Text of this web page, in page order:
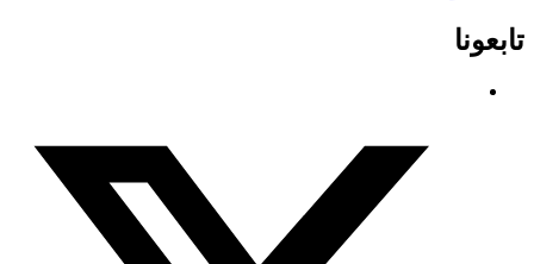
تابعونا